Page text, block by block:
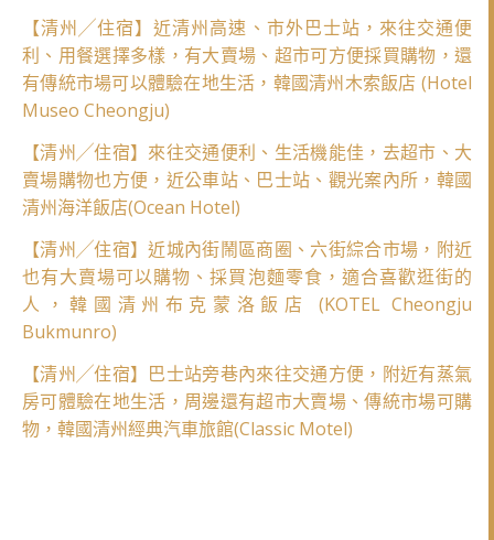
【清州╱住宿】近清州高速、市外巴士站，來往交通便
利、用餐選擇多樣，有大賣場、超市可方便採買購物，還
有傳統市場可以體驗在地生活，韓國清州木索飯店 (Hotel
Museo Cheongju)
【清州╱住宿】來往交通便利、生活機能佳，去超市、大
賣場購物也方便，近公車站、巴士站、觀光案內所，韓國
清州海洋飯店(Ocean Hotel)
【清州╱住宿】近城內街鬧區商圈、六街綜合市場，附近
也有大賣場可以購物、採買泡麵零食，適合喜歡逛街的
人，韓國清州布克蒙洛飯店 (KOTEL Cheongju
Bukmunro)
【清州╱住宿】巴士站旁巷內來往交通方便，附近有蒸氣
房可體驗在地生活，周邊還有超市大賣場、傳統市場可購
物，韓國清州經典汽車旅館(Classic Motel)